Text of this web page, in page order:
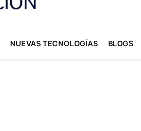
NUEVAS TECNOLOGÍAS BLOGS